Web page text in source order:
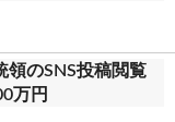
領のSNS投稿閲覧
万円